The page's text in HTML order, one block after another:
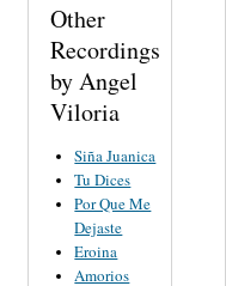
Other
Recordings
by Angel
Viloria
Siña Juanica
Tu Dices
Por Que Me
Dejaste
Eroina
Amorios